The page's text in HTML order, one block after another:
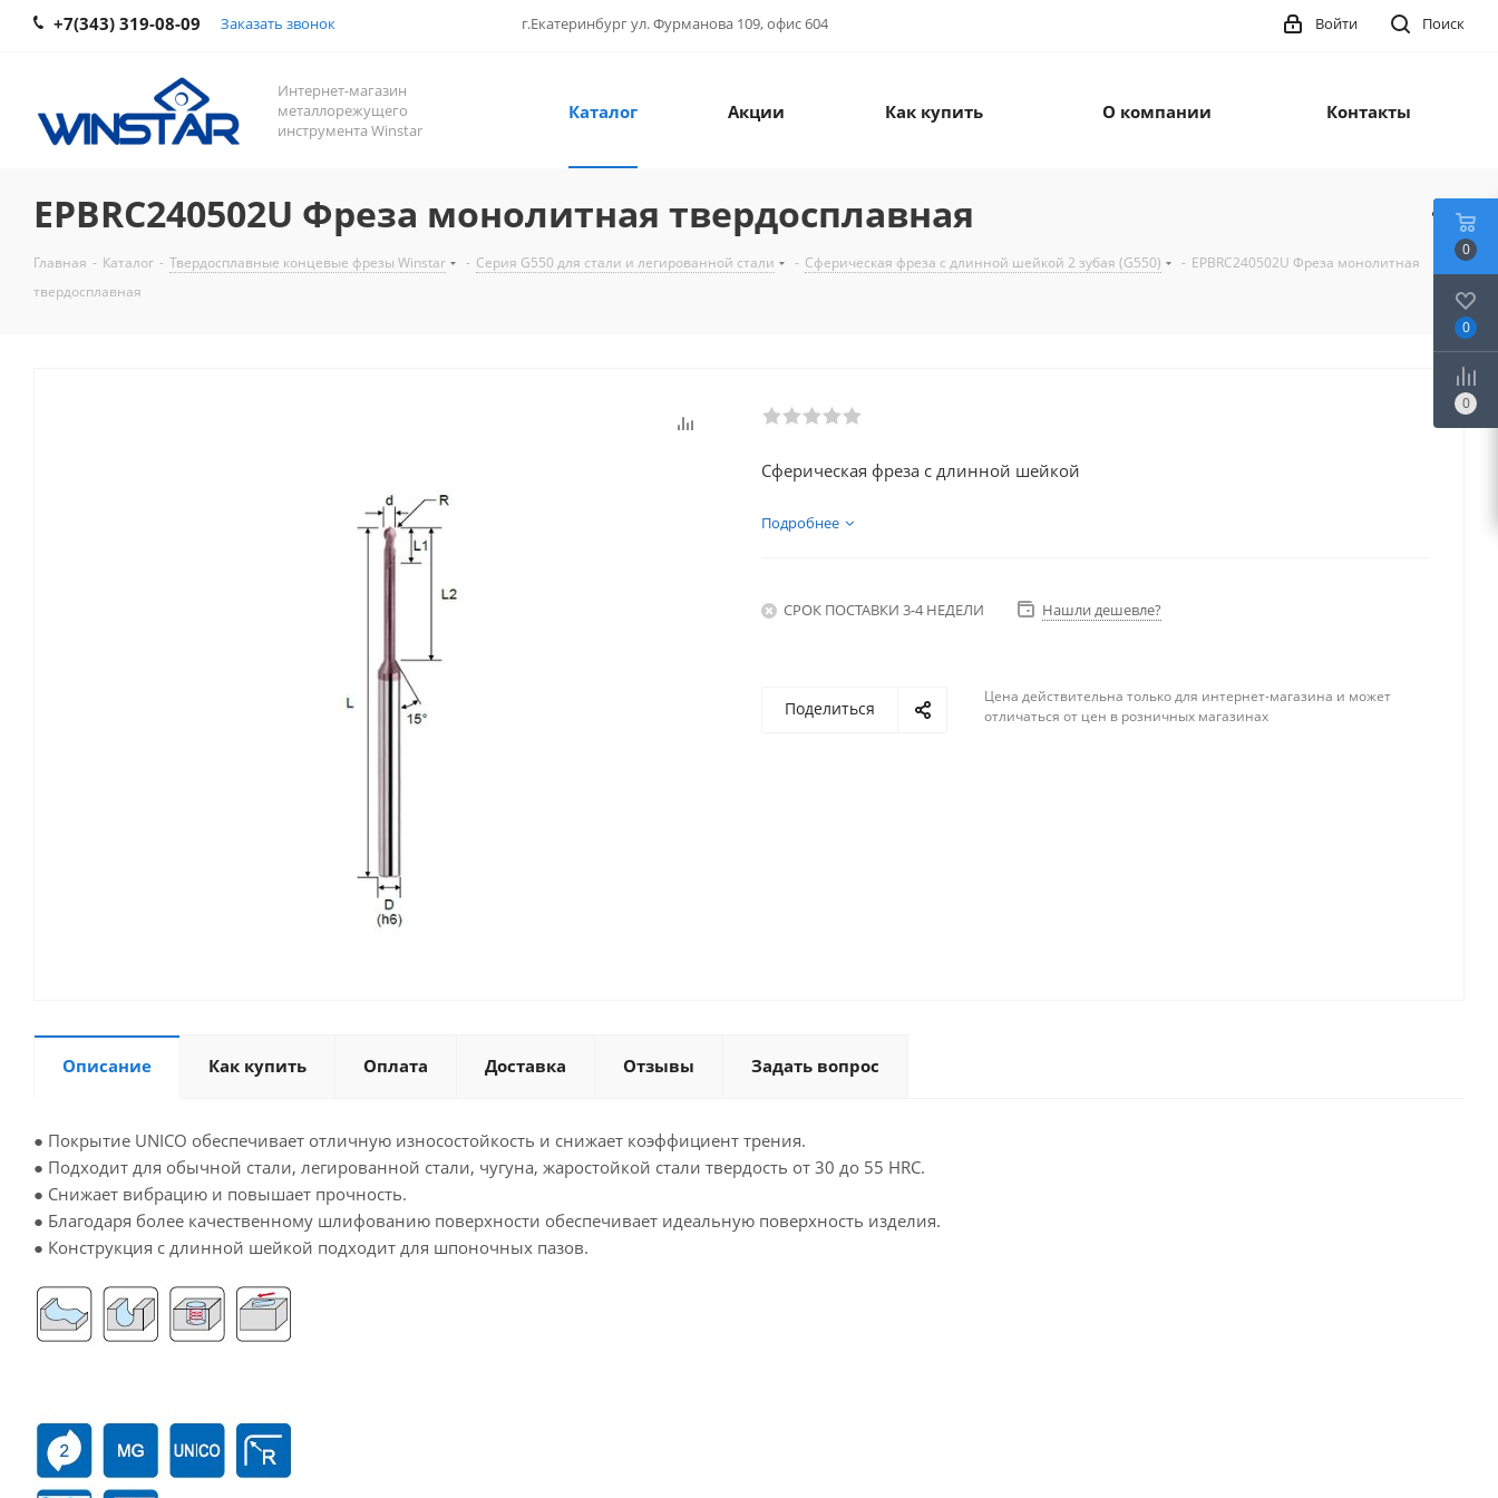
+7(343) 319-08-09 Заказать звонок г.Екатеринбург ул. Фурманова 109, офис 604 Поиск
Войти
Интернет-магазин
металлорежущего
инструмента Winstar
Каталог Акции Как купить О компании Контакты
EPBRC240502U Фреза монолитная твердосплавная
Главная - Каталог - Твердосплавные концевые фрезы Winstar - Серия G550 для стали и легированной стали - Сферическая фреза с длинной шейкой 2 зубая (G550) - EPBRC240502U Фреза монолитная
твердосплавная
Сферическая фреза с длинной шейкой
Подробнее
СРОК ПОСТАВКИ 3-4 НЕДЕЛИ Нашли дешевле?
Поделиться
Цена действительна только для интернет-магазина и может
отличаться от цен в розничных магазинах
Описание Как купить Оплата Доставка Отзывы Задать вопрос
● Покрытие UNICO обеспечивает отличную износостойкость и снижает коэффициент трения.
● Подходит для обычной стали, легированной стали, чугуна, жаростойкой стали твердость от 30 до 55 HRC.
● Снижает вибрацию и повышает прочность.
● Благодаря более качественному шлифованию поверхности обеспечивает идеальную поверхность изделия.
● Конструкция с длинной шейкой подходит для шпоночных пазов.
0
0
0